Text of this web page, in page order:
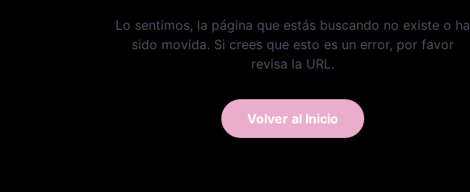
Lo sentimos, la página que estás buscando no existe o ha
sido movida. Si crees que esto es un error, por favor
revisa la URL.
Volver al Inicio